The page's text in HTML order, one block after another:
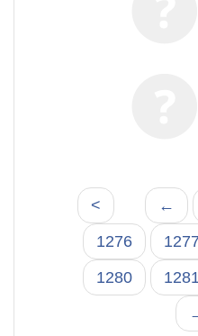
←
<
1276
1277
1280
1281